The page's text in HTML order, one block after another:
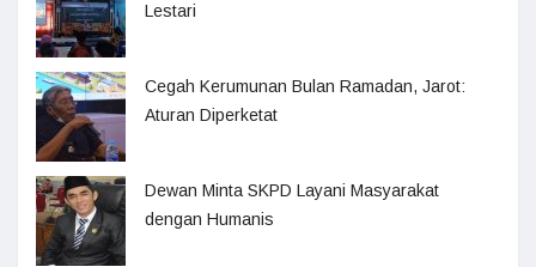
Lestari
Cegah Kerumunan Bulan Ramadan, Jarot:
Aturan Diperketat
Dewan Minta SKPD Layani Masyarakat
dengan Humanis